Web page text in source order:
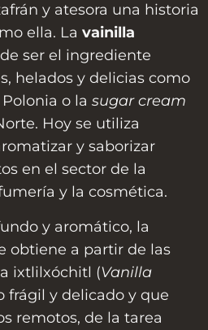
y atesora una historia
ella. La vainilla
ser el ingrediente
helados y delicias como
o la sugar cream
Hoy se utiliza
y saborizar
en el sector de la
y la cosmética.
y aromático, la
obtiene a partir de las
ixtlilxóchitl (Vanilla
frágil y delicado y que
remotos, de la tarea